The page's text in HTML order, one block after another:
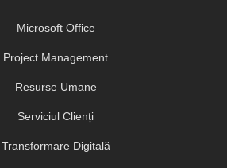
Microsoft Office
Project Management
Resurse Umane
Serviciul Clienți
Transformare Digitală